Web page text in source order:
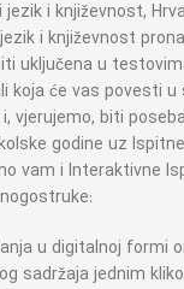
i književnost,
i književnost
uključena u
koja će vas povesti u
i, vjerujemo, biti
godine uz
vam i Interaktivne
u digitalnoj formi
sadržaja jednim